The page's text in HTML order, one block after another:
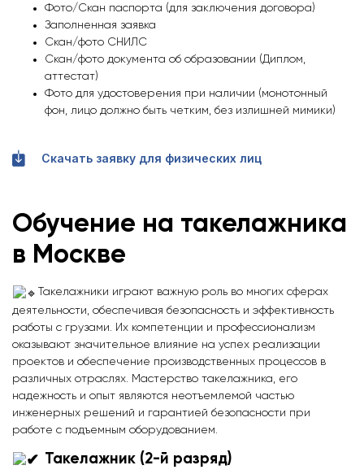
Фото/Скан паспорта (для заключения договора)
Заполненная заявка
Скан/фото СНИЛС
Скан/фото документа об образовании (Диплом,
аттестат)
Фото для удостоверения при наличии (монотонный
фон, лицо должно быть четким, без излишней мимики)
Скачать заявку для физических лиц
Обучение на такелажника
в Москве
Такелажники играют важную роль во многих сферах
деятельности, обеспечивая безопасность и эффективность
работы с грузами. Их компетенции и профессионализм
оказывают значительное влияние на успех реализации
проектов и обеспечение производственных процессов в
различных отраслях. Мастерство такелажника, его
надежность и опыт являются неотъемлемой частью
инженерных решений и гарантией безопасности при
работе с подъемным оборудованием.
Такелажник (2-й разряд)